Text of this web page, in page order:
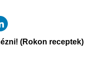
(Rokon receptek)